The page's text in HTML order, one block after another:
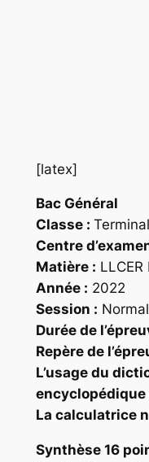
[latex]
Bac Général
Classe :
Centre
Matière : LLCER
Année : 2022
Session :
Durée de
Repère de
L’usage du
La calculatrice
Synthèse 16